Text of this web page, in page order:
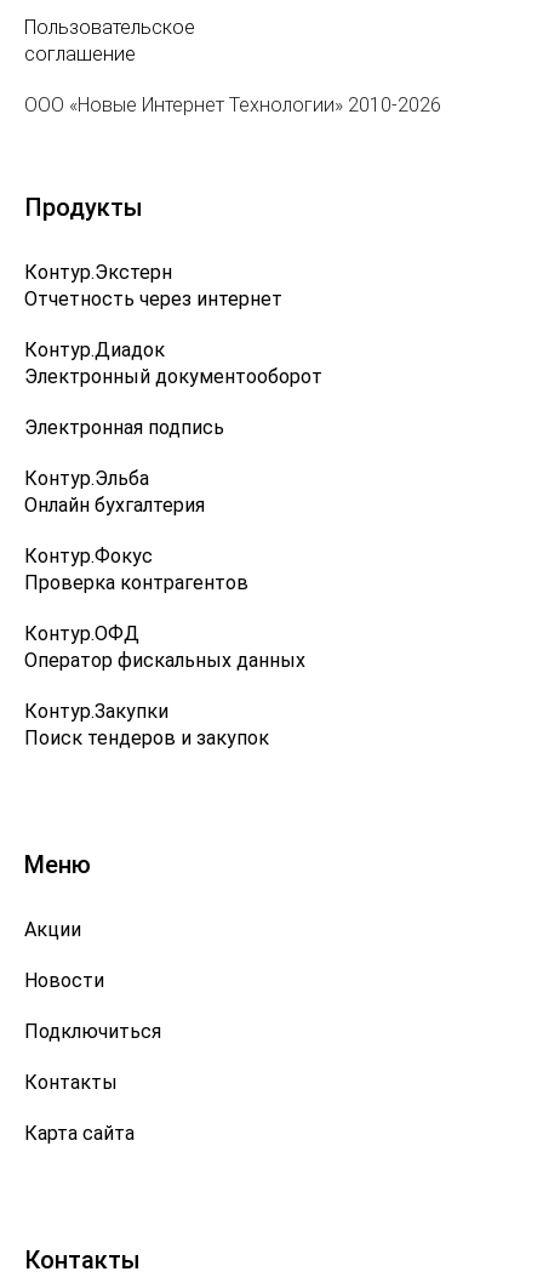
Пользовательское
соглашение
ООО «Новые Интернет Технологии» 2010-2026
Продукты
Контур.Экстерн
Отчетность через интернет
Контур.Диадок
Электронный документооборот
Электронная подпись
Контур.Эльба
Онлайн бухгалтерия
Контур.Фокус
Проверка контрагентов
Контур.ОФД
Оператор фискальных данных
Контур.Закупки
Поиск тендеров и закупок
Меню
Акции
Новости
Подключиться
Контакты
Карта сайта
Контакты